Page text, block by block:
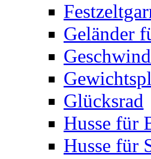
Geländer
Glücksrad
Husse für
Husse für